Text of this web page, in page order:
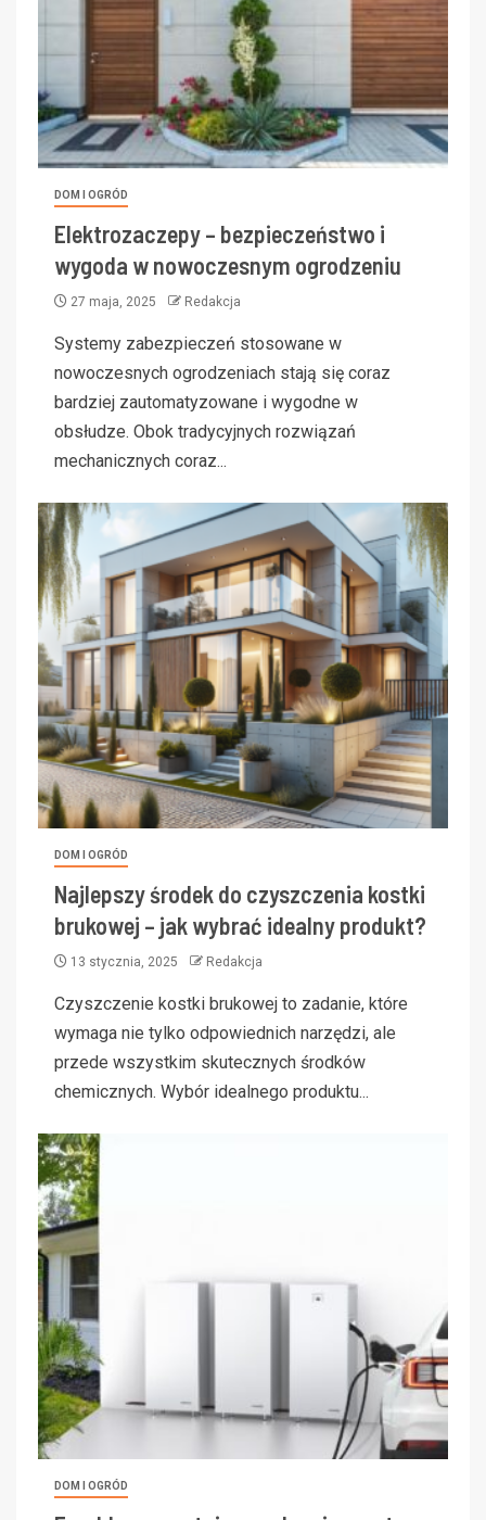
DOM I OGRÓD
Elektrozaczepy – bezpieczeństwo i
wygoda w nowoczesnym ogrodzeniu
27 maja, 2025 Redakcja
Systemy zabezpieczeń stosowane w
nowoczesnych ogrodzeniach stają się coraz
bardziej zautomatyzowane i wygodne w
obsłudze. Obok tradycyjnych rozwiązań
mechanicznych coraz...
DOM I OGRÓD
Najlepszy środek do czyszczenia kostki
brukowej – jak wybrać idealny produkt?
13 stycznia, 2025 Redakcja
Czyszczenie kostki brukowej to zadanie, które
wymaga nie tylko odpowiednich narzędzi, ale
przede wszystkim skutecznych środków
chemicznych. Wybór idealnego produktu...
DOM I OGRÓD